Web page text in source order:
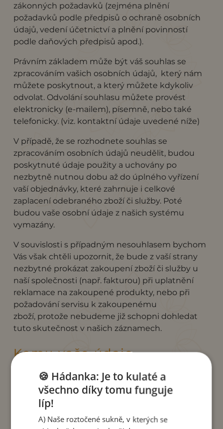
zákonných požadavků (zejména plnění
požadavků podle předpisů o ochraně osobních
údajů, vedení účetnictví a plnění povinností
podle daňových předpisů apod.).
Právním základem může být váš souhlas se
zpracováním vašich osobních údajů, který nám
můžete poskytnout, a který můžete kdykoliv
odvolat. Odvolání souhlasu můžete provést
elektronicky (e-mailem), písemně, nebo také
telefonicky. (viz. kontaktní údaje uvedené níže)
V případě, že se rozhodnete souhlas se
zpracováním osobních údajů neudělit, budou
poskytnuté údaje použity a uchovány po
nezbytně nutnou dobu až do úplného vyřízení
vaší objednávky, které zahrnuje i celkové
zaplacení odebraného zboží či služby. Poté
budou vaše osobní údaje z našich systému
vymazány.
V souvislosti s případným nesouhlasem bychom
Vás však chtěli upozornit, že bude z vaší strany
nezbytné prokázat zakoupení zboží či služby u
naší společnosti (např. fakturou) při uplatnění
reklamace na zakoupené produkty, nebo při
požadování servisu k zakoupenému
zboží, protože nebudeme již schopni dohledat
tuto skutečnost v našich záznamech.
Komu vaše údaje
předáváme
Vaše osobní údaje budou v nezbytném rozsahu
předány osobám provádějícím pro naši
společnost doručování zásilek. K osobním
🍪 Hádanka: Je to kulaté a
všechno díky tomu funguje
líp!
A) Naše roztočené sukně, v kterých se